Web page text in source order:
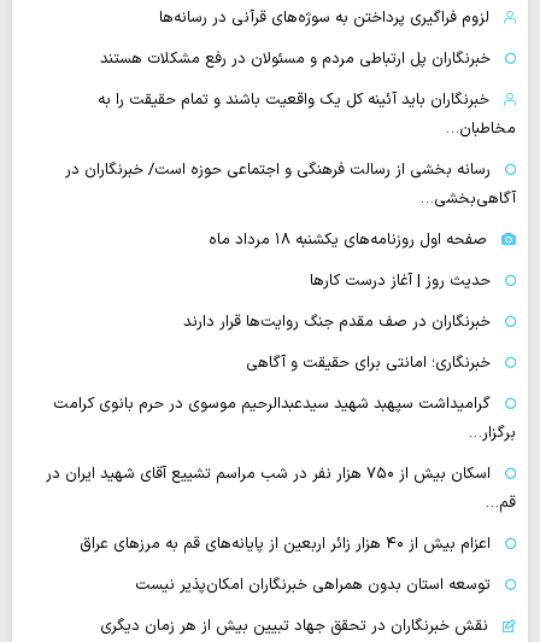
لزوم فراگیری پرداختن به سوژه‌های قرآنی در رسانه‌ها
خبرنگاران پل ارتباطی مردم و مسئولان در رفع مشکلات هستند
خبرنگاران باید آئینه کل یک واقعیت باشند و تمام حقیقت را به
مخاطبان…
رسانه بخشی از رسالت فرهنگی و اجتماعی حوزه است/ خبرنگاران در
آگاهی‌بخشی…
صفحه اول روزنامه‌های یکشنبه ۱۸ مرداد ماه
حدیث روز | آغاز درست کارها
خبرنگاران در صف مقدم جنگ روایت‌ها قرار دارند
خبرنگاری؛ امانتی برای حقیقت و آگاهی
گرامیداشت سپهبد شهید سیدعبدالرحیم موسوی در حرم بانوی کرامت
برگزار…
اسکان بیش از ۷۵۰ هزار نفر در شب مراسم تشییع آقای شهید ایران در
قم…
اعزام بیش از ۴۰ هزار زائر اربعین از پایانه‌های قم به مرزهای عراق
توسعه استان بدون همراهی خبرنگاران امکان‌پذیر نیست
نقش خبرنگاران در تحقق جهاد تبیین بیش از هر زمان دیگری